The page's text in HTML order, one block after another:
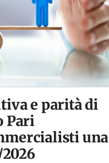
e parità di
Pari
una